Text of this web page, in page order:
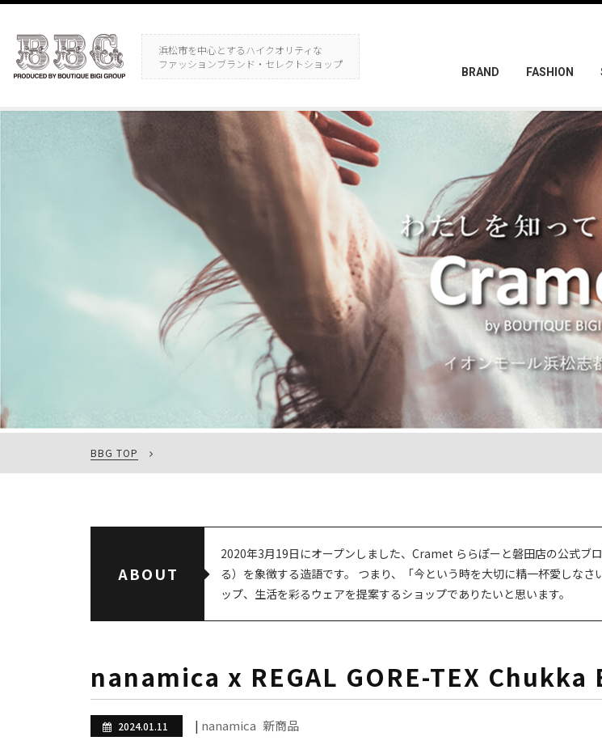
浜松市を中心とするハイクオリティな
ファッションブランド・セレクトショップ
BRAND FASHION
BBG TOP
ABOUT
2020年3月19日にオープンしました、Cramet ららぽーと磐田店の公式
る）を象徴する造語です。 つまり、「今という時を大切に精一杯愛しな
ップ、生活を彩るウェアを提案するショップでありたいと思います。
nanamica x REGAL GORE-TEX Chukka
2024.01.11 | nanamica 新商品